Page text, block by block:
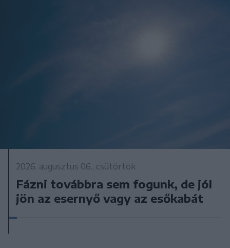
2026. augusztus 06., csütörtök
Fázni továbbra sem fogunk, de jól
jön az esernyő vagy az esőkabát